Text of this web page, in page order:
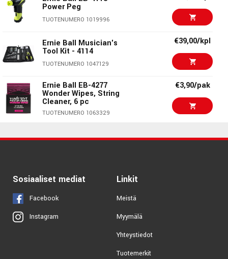
Ernie Ball 2556 Everlast
80/20 Bronze Medium
Light
€20,10/pak
Daddario EJ43 €13,90/pak
Schecter OMEN 6
Gloss Black
TUOTENUMERO 1089542
€675,00/kpl
Hercules FS100B Foot
Rest
€13,90/kpl
Power Peg
TUOTENUMERO 1019996
Ernie Ball Musician's
Tool Kit - 4114
TUOTENUMERO 1047129
€39,00/kpl
Ernie Ball EB-4277
Wonder Wipes, String
Cleaner, 6 pc
TUOTENUMERO 1063329
€3,90/pak
Pegwinder Plus
Sosiaaliset mediat
Facebook
Instagram
Linkit
Meistä
Myymälä
Yhteystiedot
Tuotemerkit